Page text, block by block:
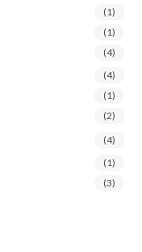
(1)
(1)
(4)
(4)
(1)
(2)
(4)
(1)
(3)